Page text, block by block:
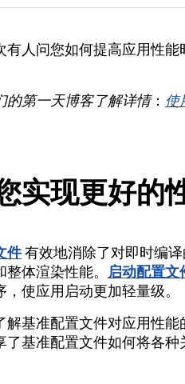
有人问您如何提高应用性
的第一天博客了解详情： 使
实现更好的
件有效地消除了对即时编
体渲染性能。 启动配置文
，使应用启动更加轻量级。
解基准配置文件对应用性能
了基准配置文件如何将各